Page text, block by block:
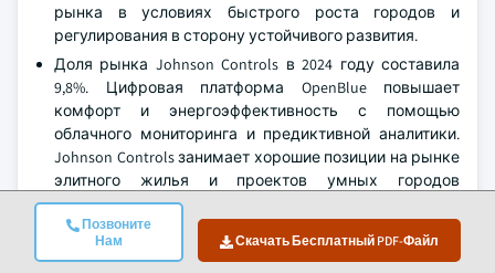
Позвоните
Нам
Скачать Бесплатный PDF-Файл
рынка в условиях быстрого роста городов и
регулирования в сторону устойчивого развития.
Доля рынка Johnson Controls в 2024 году составила
9,8%. Цифровая платформа OpenBlue повышает
комфорт и энергоэффективность с помощью
облачного мониторинга и предиктивной аналитики.
Johnson Controls занимает хорошие позиции на рынке
элитного жилья и проектов умных городов
благодаря своей интегрированной стратегии,
основанной на данных.
В 2024 году доля рынка ABB составила 6,5% благодаря